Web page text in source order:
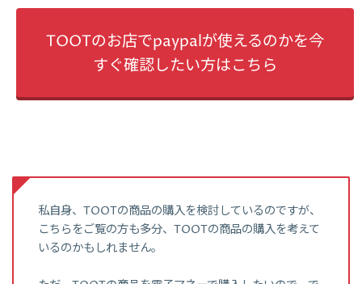
TOOTのお店でpaypalが使えるのかを今
すぐ確認したい方はこちら
私自身、TOOTの商品の購入を検討しているのですが、
こちらをご覧の方も多分、TOOTの商品の購入を考えて
いるのかもしれません。